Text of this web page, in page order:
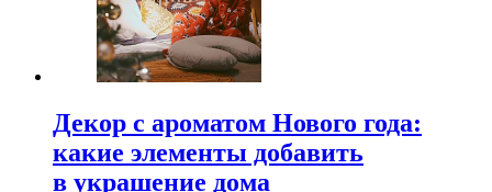
Декор с ароматом Нового года:
какие элементы добавить
в украшение дома